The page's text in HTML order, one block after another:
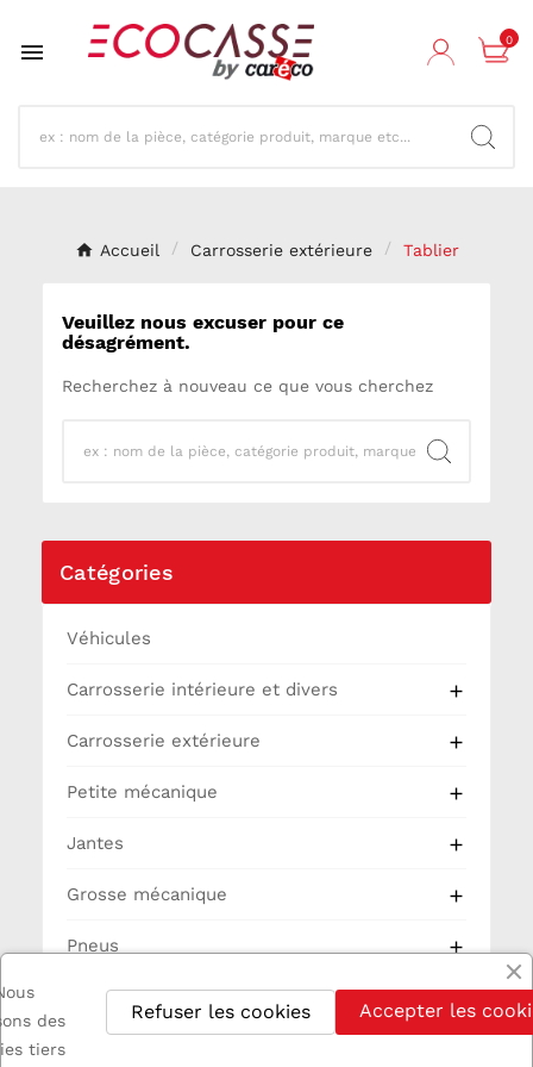
 0
Accueil Carrosserie extérieure Tablier
Veuillez nous excuser pour ce
désagrément.
Recherchez à nouveau ce que vous cherchez
Catégories
Véhicules
Carrosserie intérieure et divers 
Carrosserie extérieure 
Petite mécanique 
Jantes 
Grosse mécanique 
Pneus 
Partie Cycle
des
tiers
Accepter les
Refuser les cookies